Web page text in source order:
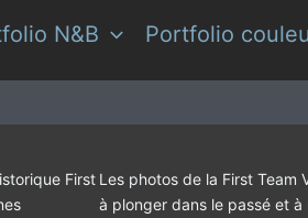
N&B Portfolio
First Les photos de la First Team
à plonger dans le passé et